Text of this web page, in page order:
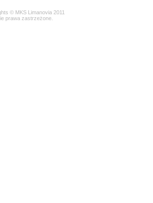
© MKS Limanovia 2011
prawa zastrzeżone.